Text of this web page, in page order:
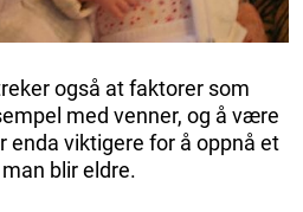
også at faktorer som
med venner, og å være
enda viktigere for å oppnå et
blir eldre.